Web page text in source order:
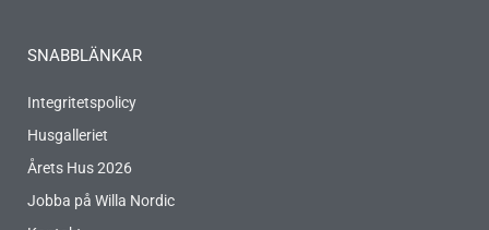
SNABBLÄNKAR
Integritetspolicy
Husgalleriet
Årets Hus 2026
Jobba på Willa Nordic